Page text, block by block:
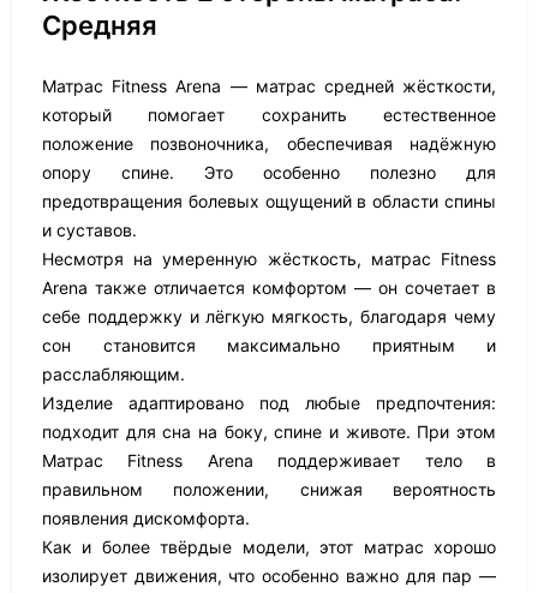
Средняя
Матрас Fitness Arena — матрас средней жёсткости,
который помогает сохранить естественное
положение позвоночника, обеспечивая надёжную
опору спине. Это особенно полезно для
предотвращения болевых ощущений в области спины
и суставов.
Несмотря на умеренную жёсткость, матрас Fitness
Arena также отличается комфортом — он сочетает в
себе поддержку и лёгкую мягкость, благодаря чему
сон становится максимально приятным и
расслабляющим.
Изделие адаптировано под любые предпочтения:
подходит для сна на боку, спине и животе. При этом
Матрас Fitness Arena поддерживает тело в
правильном положении, снижая вероятность
появления дискомфорта.
Как и более твёрдые модели, этот матрас хорошо
изолирует движения, что особенно важно для пар —